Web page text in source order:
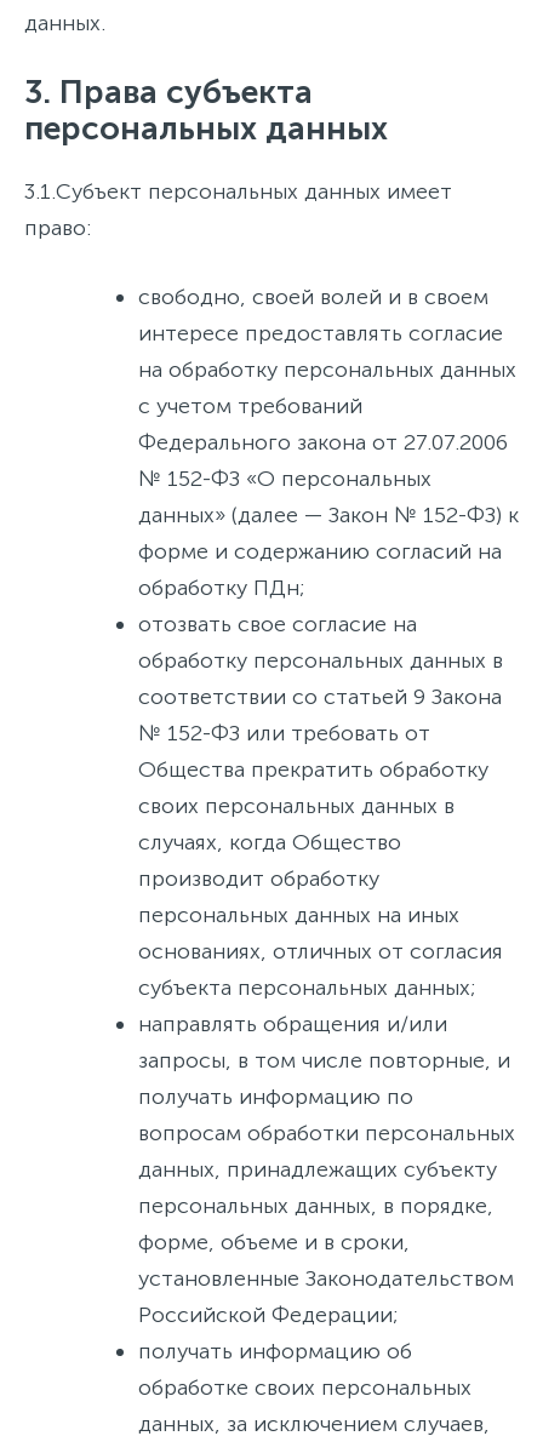
данных.
3. Права субъекта
персональных данных
3.1.Субъект персональных данных имеет
право:
свободно, своей волей и в своем
интересе предоставлять согласие
на обработку персональных данных
с учетом требований
Федерального закона от 27.07.2006
№ 152-ФЗ «О персональных
данных» (далее — Закон № 152-ФЗ) к
форме и содержанию согласий на
обработку ПДн;
отозвать свое согласие на
обработку персональных данных в
соответствии со статьей 9 Закона
№ 152-ФЗ или требовать от
Общества прекратить обработку
своих персональных данных в
случаях, когда Общество
производит обработку
персональных данных на иных
основаниях, отличных от согласия
субъекта персональных данных;
направлять обращения и/или
запросы, в том числе повторные, и
получать информацию по
вопросам обработки персональных
данных, принадлежащих субъекту
персональных данных, в порядке,
форме, объеме и в сроки,
установленные Законодательством
Российской Федерации;
получать информацию об
обработке своих персональных
данных, за исключением случаев,